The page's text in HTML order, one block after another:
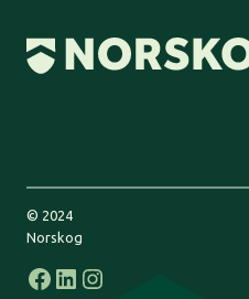
© 2024
Norskog
Facebook
LinkedIn
Instagram